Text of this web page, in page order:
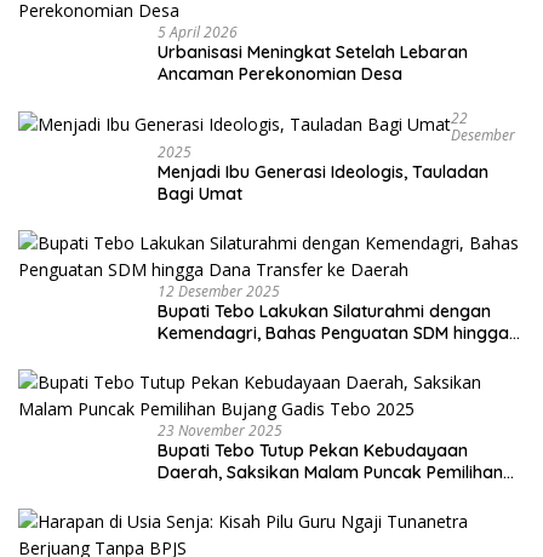
5 April 2026
Urbanisasi Meningkat Setelah Lebaran
Ancaman Perekonomian Desa
22
Desember
2025
Menjadi Ibu Generasi Ideologis, Tauladan
Bagi Umat
12 Desember 2025
Bupati Tebo Lakukan Silaturahmi dengan
Kemendagri, Bahas Penguatan SDM hingga
23 November 2025
Bupati Tebo Tutup Pekan Kebudayaan
Daerah, Saksikan Malam Puncak Pemilihan